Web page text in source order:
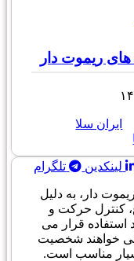
ریموت دار
ایران سلا
لینکدین تلگرام
دار، به دلیل
کنترل حرکت و
استفاده قرار می
می خواهند شخصیت
مناسب است.